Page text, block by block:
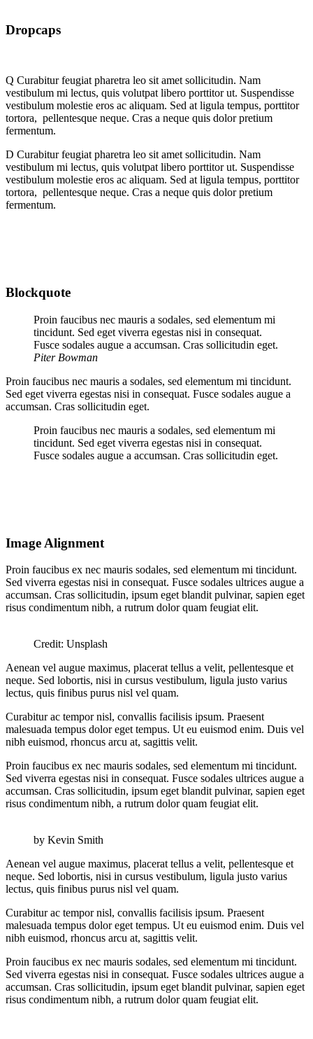
Dropcaps
Q Curabitur feugiat pharetra leo sit amet sollicitudin. Nam
vestibulum mi lectus, quis volutpat libero porttitor ut. Suspendisse
vestibulum molestie eros ac aliquam. Sed at ligula tempus, porttitor
tortora, pellentesque neque. Cras a neque quis dolor pretium
fermentum.
D Curabitur feugiat pharetra leo sit amet sollicitudin. Nam
vestibulum mi lectus, quis volutpat libero porttitor ut. Suspendisse
vestibulum molestie eros ac aliquam. Sed at ligula tempus, porttitor
tortora, pellentesque neque. Cras a neque quis dolor pretium
fermentum.
Blockquote
Proin faucibus nec mauris a sodales, sed elementum mi
tincidunt. Sed eget viverra egestas nisi in consequat.
Fusce sodales augue a accumsan. Cras sollicitudin eget.
Piter Bowman
Proin faucibus nec mauris a sodales, sed elementum mi tincidunt.
Sed eget viverra egestas nisi in consequat. Fusce sodales augue a
accumsan. Cras sollicitudin eget.
Proin faucibus nec mauris a sodales, sed elementum mi
tincidunt. Sed eget viverra egestas nisi in consequat.
Fusce sodales augue a accumsan. Cras sollicitudin eget.
Image Alignment
Proin faucibus ex nec mauris sodales, sed elementum mi tincidunt.
Sed viverra egestas nisi in consequat. Fusce sodales ultrices augue a
accumsan. Cras sollicitudin, ipsum eget blandit pulvinar, sapien eget
risus condimentum nibh, a rutrum dolor quam feugiat elit.
Credit: Unsplash
Aenean vel augue maximus, placerat tellus a velit, pellentesque et
neque. Sed lobortis, nisi in cursus vestibulum, ligula justo varius
lectus, quis finibus purus nisl vel quam.
Curabitur ac tempor nisl, convallis facilisis ipsum. Praesent
malesuada tempus dolor eget tempus. Ut eu euismod enim. Duis vel
nibh euismod, rhoncus arcu at, sagittis velit.
Proin faucibus ex nec mauris sodales, sed elementum mi tincidunt.
Sed viverra egestas nisi in consequat. Fusce sodales ultrices augue a
accumsan. Cras sollicitudin, ipsum eget blandit pulvinar, sapien eget
risus condimentum nibh, a rutrum dolor quam feugiat elit.
by Kevin Smith
Aenean vel augue maximus, placerat tellus a velit, pellentesque et
neque. Sed lobortis, nisi in cursus vestibulum, ligula justo varius
lectus, quis finibus purus nisl vel quam.
Curabitur ac tempor nisl, convallis facilisis ipsum. Praesent
malesuada tempus dolor eget tempus. Ut eu euismod enim. Duis vel
nibh euismod, rhoncus arcu at, sagittis velit.
Proin faucibus ex nec mauris sodales, sed elementum mi tincidunt.
Sed viverra egestas nisi in consequat. Fusce sodales ultrices augue a
accumsan. Cras sollicitudin, ipsum eget blandit pulvinar, sapien eget
risus condimentum nibh, a rutrum dolor quam feugiat elit.